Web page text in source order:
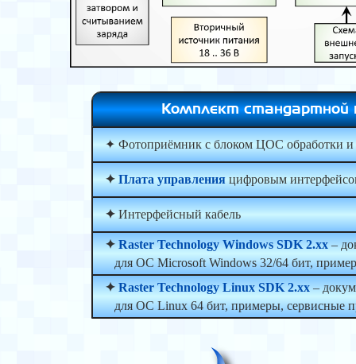
Комплект стандартной
✦ Фотоприёмник с блоком ЦОС обработки и
✦ Плата управления цифровым
✦ Интерфейсный кабель
✦Raster Technology Windows SDK 2.xx–
для ОС Microsoft Windows 32/64 бит,
✦Raster Technology Linux SDK 2.xx–
для ОС Linux 64 бит, примеры, сервисные